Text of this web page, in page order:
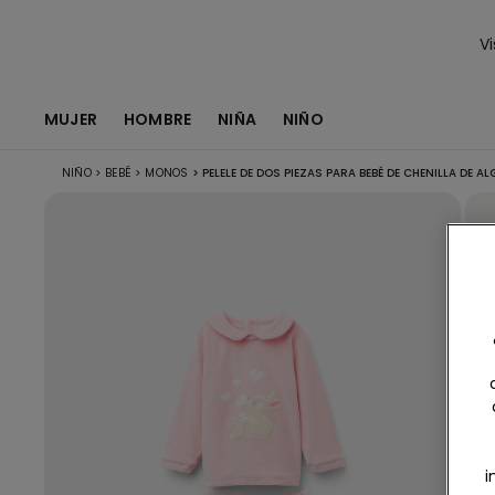
MUJER HOMBRE NIÑA NIÑO
NIÑO > BEBÉ > MONOS > PELELE DE DOS PIEZAS PARA BEBÉ DE CHENILLA DE